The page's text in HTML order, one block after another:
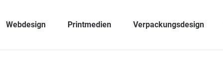
Webdesign Printmedien Verpackungsdesign